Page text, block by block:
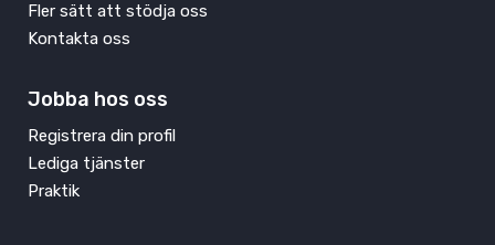
Fler sätt att stödja oss
Kontakta oss
Jobba hos oss
Registrera din profil
Lediga tjänster
Praktik